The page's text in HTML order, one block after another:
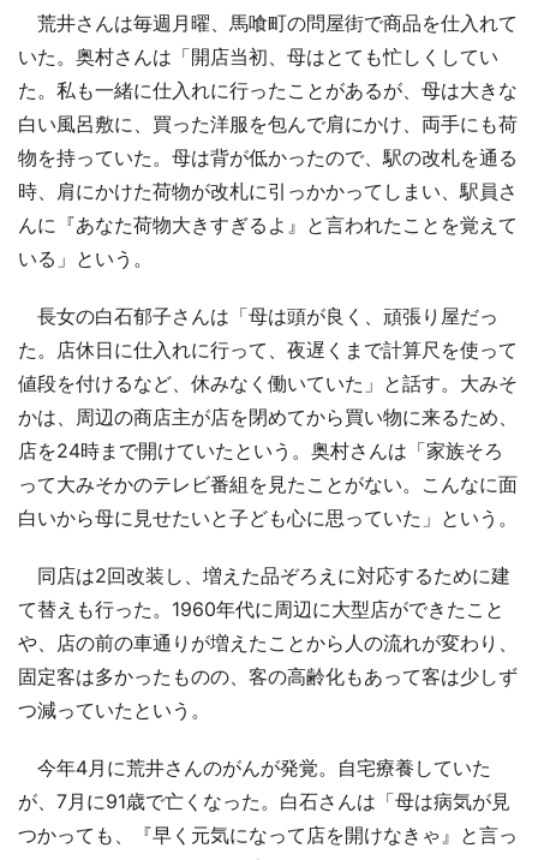
荒井さんは毎週月曜、馬喰町の問屋街で商品を仕入れて
いた。奥村さんは「開店当初、母はとても忙しくしてい
た。私も一緒に仕入れに行ったことがあるが、母は大きな
白い風呂敷に、買った洋服を包んで肩にかけ、両手にも荷
物を持っていた。母は背が低かったので、駅の改札を通る
時、肩にかけた荷物が改札に引っかかってしまい、駅員さ
んに『あなた荷物大きすぎるよ』と言われたことを覚えて
いる」という。
長女の白石郁子さんは「母は頭が良く、頑張り屋だっ
た。店休日に仕入れに行って、夜遅くまで計算尺を使って
値段を付けるなど、休みなく働いていた」と話す。大みそ
かは、周辺の商店主が店を閉めてから買い物に来るため、
店を24時まで開けていたという。奥村さんは「家族そろ
って大みそかのテレビ番組を見たことがない。こんなに面
白いから母に見せたいと子ども心に思っていた」という。
同店は2回改装し、増えた品ぞろえに対応するために建
て替えも行った。1960年代に周辺に大型店ができたこと
や、店の前の車通りが増えたことから人の流れが変わり、
固定客は多かったものの、客の高齢化もあって客は少しず
つ減っていたという。
今年4月に荒井さんのがんが発覚。自宅療養していた
が、7月に91歳で亡くなった。白石さんは「母は病気が見
つかっても、『早く元気になって店を開けなきゃ』と言っ